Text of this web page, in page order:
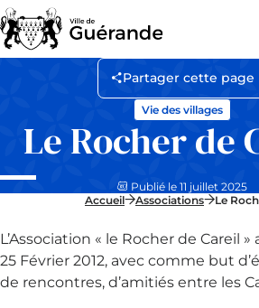
Le Rocher de
Vie des villages
Publié le 11 juillet 2025
Partager cette page
Accueil Associations Le
L’Association « le Rocher de Careil
25 Février 2012, avec comme but
de rencontres, d’amitiés entre les